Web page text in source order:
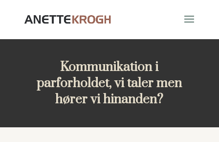
Kommunikation i
parforholdet, vi taler men
hører vi hinanden?